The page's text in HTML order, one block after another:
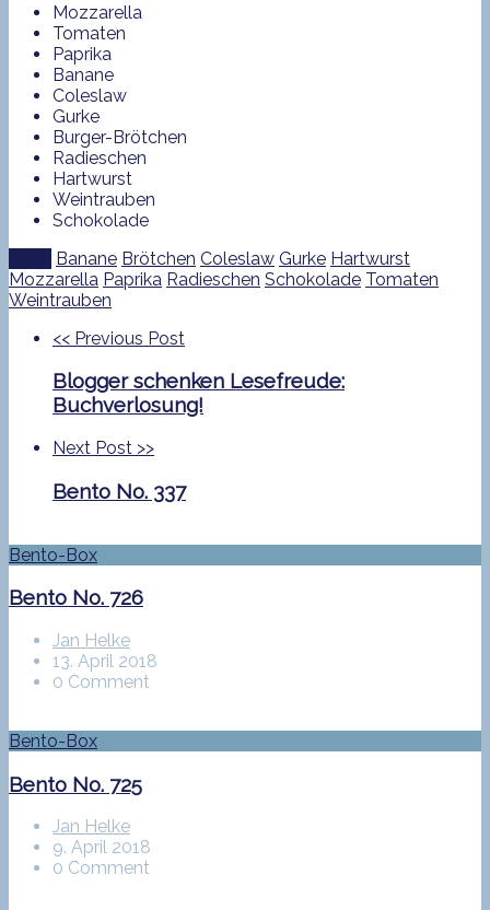
Mozzarella
Tomaten
Paprika
Banane
Coleslaw
Gurke
Burger-Brötchen
Radieschen
Hartwurst
Weintrauben
Schokolade
Banane Brötchen Coleslaw Gurke Hartwurst
Mozzarella Paprika Radieschen Schokolade Tomaten
Weintrauben
<< Previous Post
Blogger schenken Lesefreude:
Buchverlosung!
Next Post >>
Bento No. 337
Bento-Box
Bento No. 726
Jan Helke
13. April 2018
0 Comment
Bento-Box
Bento No. 725
Jan Helke
9. April 2018
0 Comment